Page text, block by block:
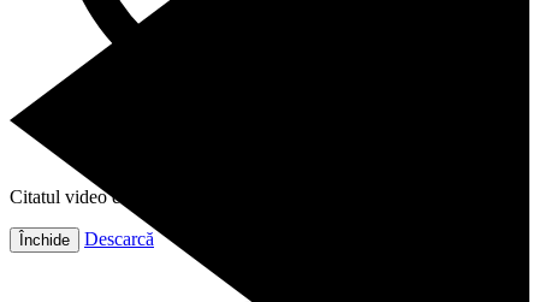
Citatul video este gata!
Închide Descarcă